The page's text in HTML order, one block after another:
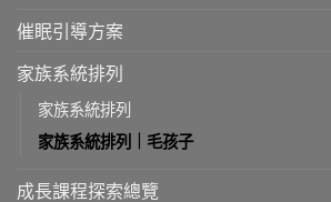
神
契
約〉
中
報〉
催眠引導方案
家族系統排列
家族系統排列
家族系統排列｜毛孩子
成長課程探索總覽